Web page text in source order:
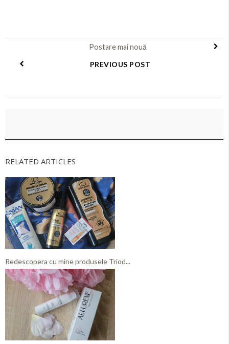
Postare mai nouă
PREVIOUS POST
RELATED ARTICLES
Redescopera cu mine produsele Triod...